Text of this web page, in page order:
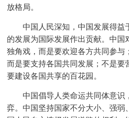
放格局。
中国人民深知，中国发展得益
的发展为国际发展作出贡献。中国
独角戏，而是要欢迎各方共同参与
而是要支持各国共同发展；不是要
要建设各国共享的百花园。
中国倡导人类命运共同体意识
弈。中国坚持国家不分大小、强弱